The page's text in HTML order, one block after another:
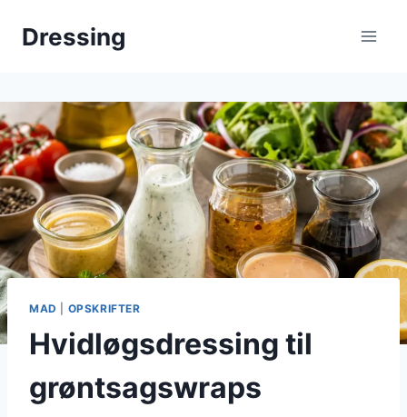
Dressing
MAD OPSKRIFTER
Hvidløgsdressing til
grøntsagswraps